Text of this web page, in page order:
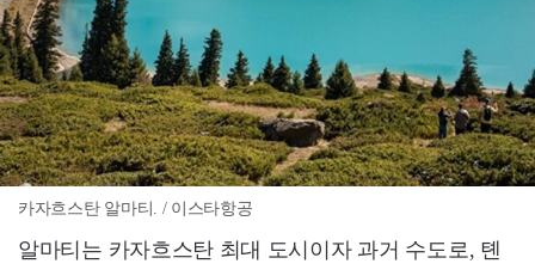
카자흐스탄 알마티. / 이스타항공
알마티는 카자흐스탄 최대 도시이자 과거 수도로, 톈